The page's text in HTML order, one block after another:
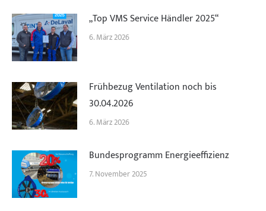
„Top VMS Service Händler 2025“
6. März 2026
Frühbezug Ventilation noch bis
30.04.2026
6. März 2026
Bundesprogramm Energieeffizienz
7. November 2025